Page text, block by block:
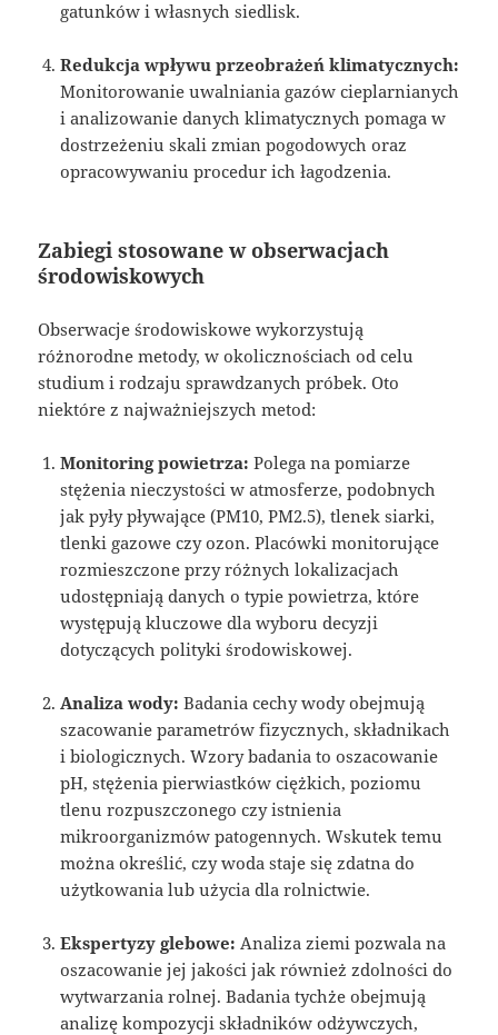
gatunków i własnych siedlisk.
Redukcja wpływu przeobrażeń klimatycznych:
Monitorowanie uwalniania gazów cieplarnianych
i analizowanie danych klimatycznych pomaga w
dostrzeżeniu skali zmian pogodowych oraz
opracowywaniu procedur ich łagodzenia.
Zabiegi stosowane w obserwacjach
środowiskowych
Obserwacje środowiskowe wykorzystują
różnorodne metody, w okolicznościach od celu
studium i rodzaju sprawdzanych próbek. Oto
niektóre z najważniejszych metod:
Monitoring powietrza: Polega na pomiarze
stężenia nieczystości w atmosferze, podobnych
jak pyły pływające (PM10, PM2.5), tlenek siarki,
tlenki gazowe czy ozon. Placówki monitorujące
rozmieszczone przy różnych lokalizacjach
udostępniają danych o typie powietrza, które
występują kluczowe dla wyboru decyzji
dotyczących polityki środowiskowej.
Analiza wody: Badania cechy wody obejmują
szacowanie parametrów fizycznych, składnikach
i biologicznych. Wzory badania to oszacowanie
pH, stężenia pierwiastków ciężkich, poziomu
tlenu rozpuszczonego czy istnienia
mikroorganizmów patogennych. Wskutek temu
można określić, czy woda staje się zdatna do
użytkowania lub użycia dla rolnictwie.
Ekspertyzy glebowe: Analiza ziemi pozwala na
oszacowanie jej jakości jak również zdolności do
wytwarzania rolnej. Badania tychże obejmują
analizę kompozycji składników odżywczych,